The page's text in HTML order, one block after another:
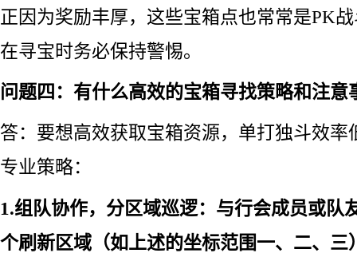
正因为奖励丰厚，这些宝箱点也常常是PK
在寻宝时务必保持警惕。
问题四：有什么高效的宝箱寻找策略和注意
答：要想高效获取宝箱资源，单打独斗效率
专业策略：
1.组队协作，分区域巡逻：与行会成员或队
个刷新区域（如上述的坐标范围一、二、三